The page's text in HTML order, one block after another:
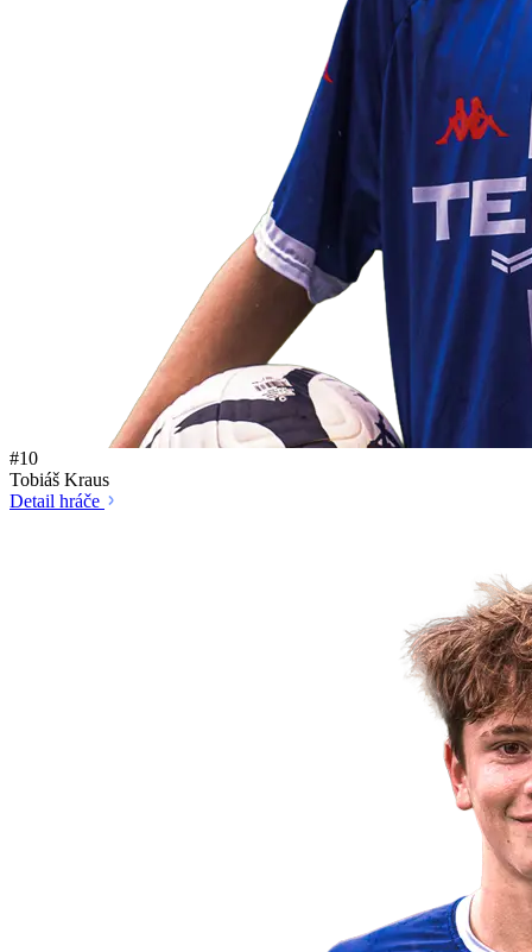
#10
Tobiáš Kraus
Detail hráče